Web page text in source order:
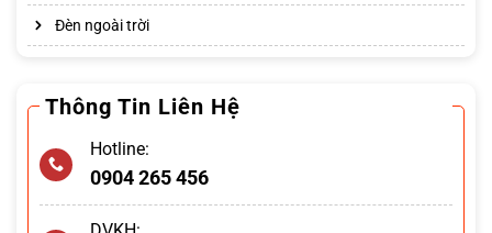
Đèn ngoài trời
Thông Tin Liên Hệ
Hotline:
0904 265 456